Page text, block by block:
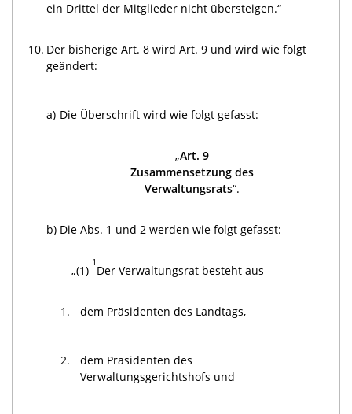
ein Drittel der Mitglieder nicht übersteigen.“
10. Der bisherige Art. 8 wird Art. 9 und wird wie folgt
geändert:
a) Die Überschrift wird wie folgt gefasst:
„Art. 9
Zusammensetzung des
Verwaltungsrats“.
b) Die Abs. 1 und 2 werden wie folgt gefasst:
„(1)
1
Der Verwaltungsrat besteht aus
1. dem Präsidenten des Landtags,
2.
dem Präsidenten des
Verwaltungsgerichtshofs und